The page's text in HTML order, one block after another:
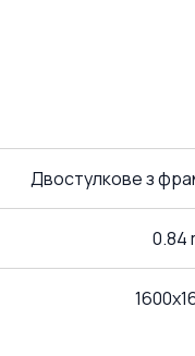
Двостулкове з
0.84